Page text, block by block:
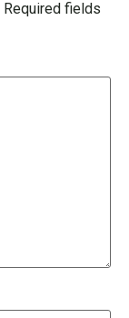
Required fields